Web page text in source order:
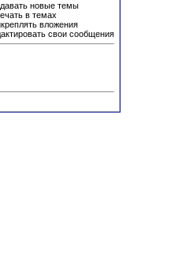
новые темы
в темах
вложения
свои сообщения